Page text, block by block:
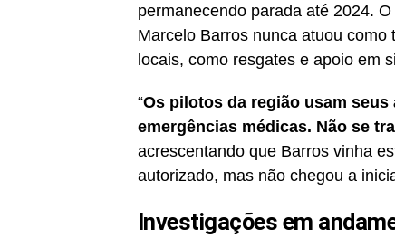
permanecendo parada até 2024.
Marcelo Barros nunca atuou
locais, como resgates e apoio em
“Os pilotos da região usam
emergências médicas. Não se
acrescentando que Barros vinha
autorizado, mas não chegou a
Investigações em